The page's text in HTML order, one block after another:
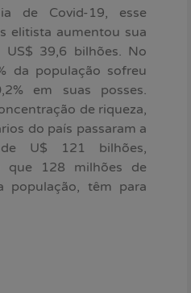
de Covid-19, esse
elitista aumentou sua
US$ 39,6 bilhões. No
da população sofreu
em suas posses.
de riqueza,
do país passaram a
U$ 121 bilhões,
que 128 milhões de
população, têm para